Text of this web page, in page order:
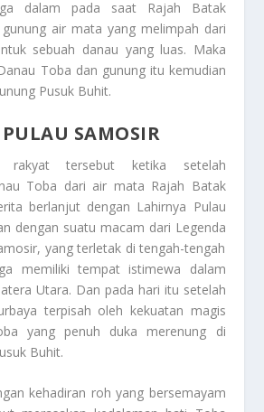
dalam pada saat Rajah Batak
air mata yang melimpah dari
sebuah danau yang luas. Maka
Toba dan gunung itu kemudian
Pusuk Buhit.
SAMOSIR
rakyat tersebut ketika setelah
Toba dari air mata Rajah Batak
berlanjut dengan Lahirnya Pulau
dengan suatu macam dari Legenda
yang terletak di tengah-tengah
memiliki tempat istimewa dalam
Utara. Dan pada hari itu setelah
terpisah oleh kekuatan magis
yang penuh duka merenung di
Buhit.
kehadiran roh yang bersemayam